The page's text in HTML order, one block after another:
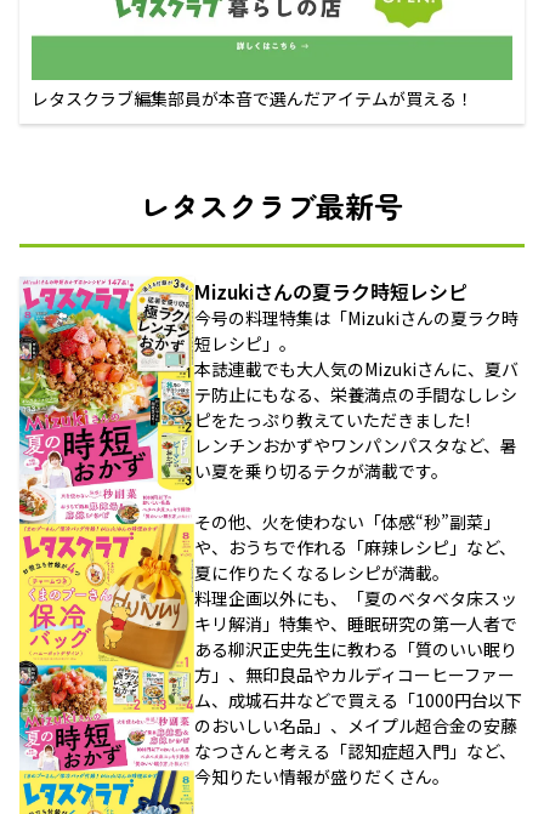
レタスクラブ編集部員が本音で選んだアイテムが買える！
レタスクラブ最新号
Mizukiさんの夏ラク時短レシピ
今号の料理特集は「Mizukiさんの夏ラク時
短レシピ」。
本誌連載でも大人気のMizukiさんに、夏バ
テ防止にもなる、栄養満点の手間なしレシ
ピをたっぷり教えていただきました!
レンチンおかずやワンパンパスタなど、暑
い夏を乗り切るテクが満載です。
その他、火を使わない「体感“秒”副菜」
や、おうちで作れる「麻辣レシピ」など、
夏に作りたくなるレシピが満載。
料理企画以外にも、「夏のベタベタ床スッ
キリ解消」特集や、睡眠研究の第一人者で
ある柳沢正史先生に教わる「質のいい眠り
方」、無印良品やカルディコーヒーファー
ム、成城石井などで買える「1000円台以下
のおいしい名品」、メイプル超合金の安藤
なつさんと考える「認知症超入門」など、
今知りたい情報が盛りだくさん。